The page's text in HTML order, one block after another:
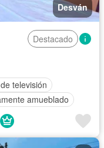
Desván
Destacado
televisión
amueblado